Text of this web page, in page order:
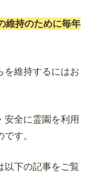
維持のために毎年
を維持するにはお
安全に霊園を利用
す。
以下の記事をご覧